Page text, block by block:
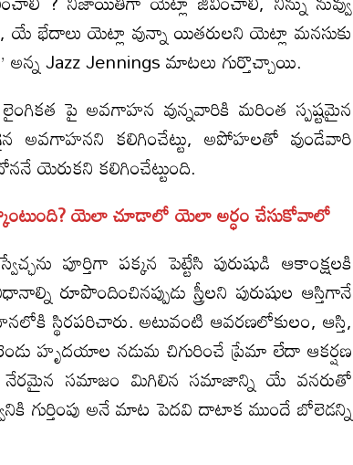
భేదాలు యెట్లా వున్నా యితరులని యెట్లా మనసుకు
Jazz Jennings మాటలు గుర్తొచ్చాయి.
పై అవగాహన వున్నవారికి మరింత స్పష్టమైన
అవగాహనని కలిగించేట్టు, అపోహలతో వుండేవారి
యెరుకని కలిగించేట్టుంది.
యెలా చూడాలో యెలా అర్ధం చేసుకోవాలో
పూర్తిగా పక్కన పెట్టేసి పురుషుడి ఆకాంక్షలకి
స్త్రీలని పురుషుల ఆస్తిగానే
స్థిరపరిచారు. అటువంటి ఆవరణలోకులం, ఆస్తి,
హృదయాల నడుమ చిగురించే ప్రేమా లేదా ఆకర్షణ
నేరమైన సమాజం మిగిలిన సమాజాన్ని యే వనరుతో
గుర్తింపు అనే మాట పెదవి దాటాక ముందే బోలెడన్ని